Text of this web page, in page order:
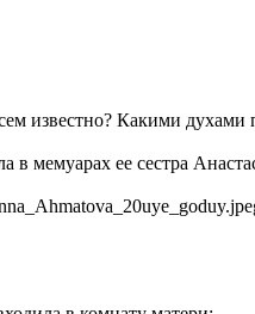
известно? Какими духами
мемуарах ее сестра